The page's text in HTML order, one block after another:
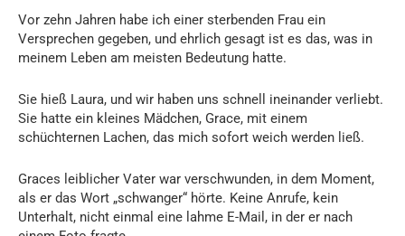
Vor zehn Jahren habe ich einer sterbenden Frau ein
Versprechen gegeben, und ehrlich gesagt ist es das, was in
meinem Leben am meisten Bedeutung hatte.
Sie hieß Laura, und wir haben uns schnell ineinander verliebt.
Sie hatte ein kleines Mädchen, Grace, mit einem
schüchternen Lachen, das mich sofort weich werden ließ.
Graces leiblicher Vater war verschwunden, in dem Moment,
als er das Wort „schwanger“ hörte. Keine Anrufe, kein
Unterhalt, nicht einmal eine lahme E-Mail, in der er nach